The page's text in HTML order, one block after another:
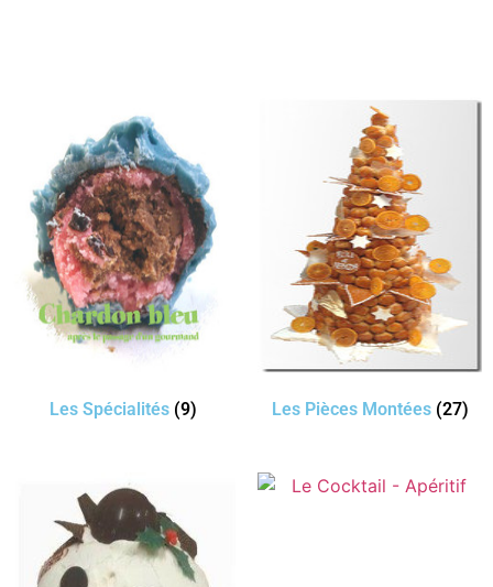
Les Spécialités (9) Les Pièces Montées (27)